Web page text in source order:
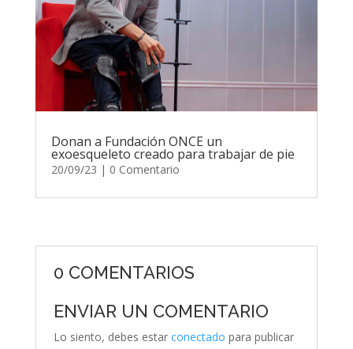
Donan a Fundación ONCE un
exoesqueleto creado para trabajar de pie
20/09/23 | 0 Comentario
0 COMENTARIOS
ENVIAR UN COMENTARIO
Lo siento, debes estarconectado para publicar